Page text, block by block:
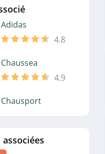
Adidas
4.8
Chaussea
4.9
Chausport
Eram